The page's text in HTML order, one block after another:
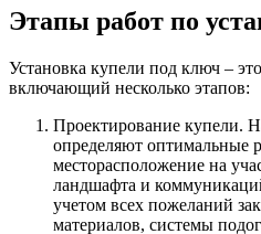
Этапы работ по
Установка купели под ключ –
включающий несколько этапов:
Проектирование купели.
определяют оптимальные
месторасположение на
ландшафта и
учетом всех пожеланий
материалов, системы